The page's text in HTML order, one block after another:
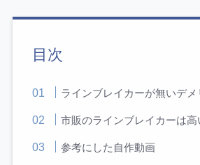
目次
ラインブレイカーが無いデメ
市販のラインブレイカーは高
参考にした自作動画